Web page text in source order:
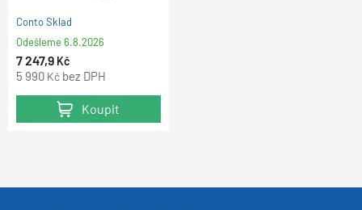
Conto Sklad
Odešleme6.8.2026
7 247,9 Kč
5 990 Kč bez DPH
Koupit